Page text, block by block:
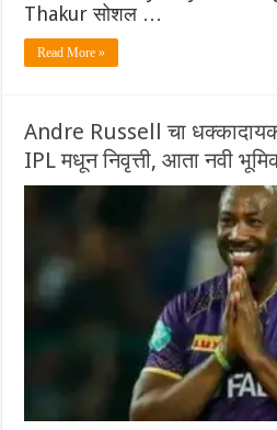
Thakur सोशल …
Read More »
Andre Russell चा
IPL मधून निवृत्ती, आता नवी